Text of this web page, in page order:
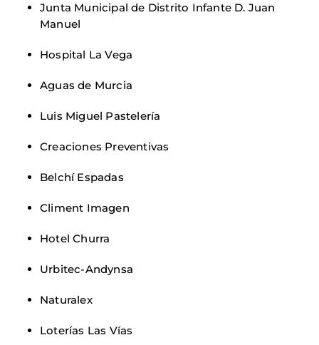
Junta Municipal de Distrito Infante D. Juan
Manuel
Hospital La Vega
Aguas de Murcia
Luis Miguel Pastelería
Creaciones Preventivas
Belchí Espadas
Climent Imagen
Hotel Churra
Urbitec-Andynsa
Naturalex
Loterías Las Vías